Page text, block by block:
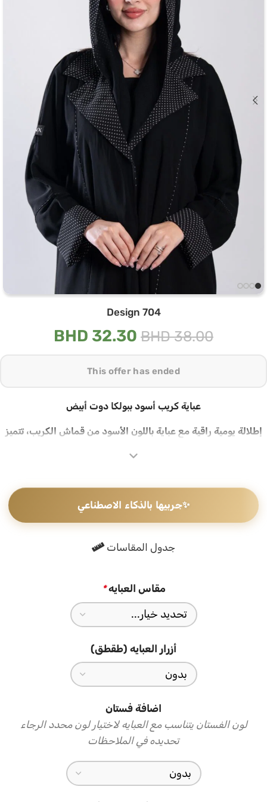
Design 704
BHD38.00
BHD 32.30
This offer has ended
عباية كريب أسود ببولكا دوت أبيض
إطلالة يومية راقية مع عباية باللون الأسود من قماش الكريب، تتميز
طابعاً عصرياً محبباً، تصميم خفيف وأنيق يناسب كل يوم
تتميز هذه العباية بقماش كريب ناعم ومطفي يمنحك خفة وراحة
طوال اليوم، مع تفاصيل بولكا دوت أبيض على الياقة وأطراف الأكمام
تأتي العباية مع طرحة تحمل نفس نقشة البولكا دوت تتناسق مع
تفاصيل العباية وتكمل الإطلالة بأناقة، ارتديها في يومياتك وكل
مناسبة تستحق اهتمامك
✨جربيها بالذكاء الاصطناعي
جدول المقاسات
مقاس العبايه*
أزرار العبايه (طقطق)
اضافة فستان
لون الفستان يتناسب مع العبايه لاختيار لون محدد الرجاء
تحديده في الملاحظات